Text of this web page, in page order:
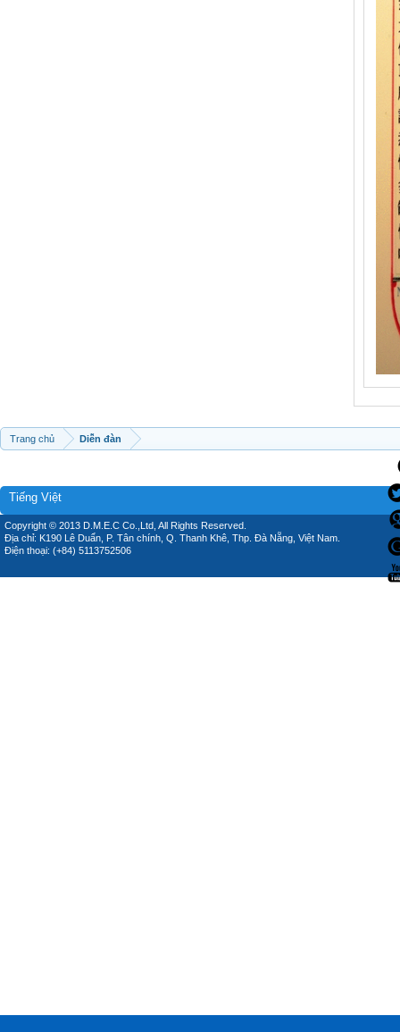
Trang chủ Diễn đàn
Tiếng Việt
Copyright © 2013 D.M.E.C Co.,Ltd, All Rights Reserved.
Địa chỉ: K190 Lê Duẩn, P. Tân chính, Q. Thanh Khê, Thp. Đà Nẵng, Việt Nam.
Điện thoại: (+84) 5113752506